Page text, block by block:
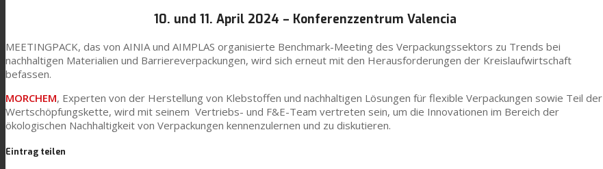
Flachkaschierung
10. und 11. April 2024 – Konferenzzentrum Valencia
MEETINGPACK, das von AINIA und AIMPLAS organisierte Benchmark-Meeting des Verpackungssektors zu Trends bei
nachhaltigen Materialien und Barriereverpackungen, wird sich erneut mit den Herausforderungen der Kreislaufwirtschaft
befassen.
MORCHEM, Experten von der Herstellung von Klebstoffen und nachhaltigen Lösungen für flexible Verpackungen sowie Teil der
Wertschöpfungskette, wird mit seinem Vertriebs- und F&E-Team vertreten sein, um die Innovationen im Bereich der
ökologischen Nachhaltigkeit von Verpackungen kennenzulernen und zu diskutieren.
Eintrag teilen